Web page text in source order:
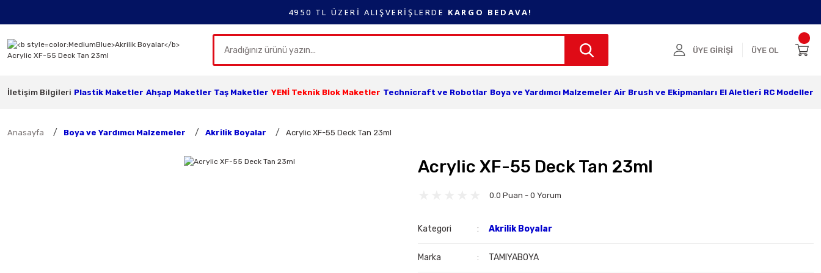
4950 TL ÜZERİ ALIŞVERİŞLERDE KARGO BEDAVA!
ÜYE GİRİŞİ ÜYE OL
İletişim Bilgileri Plastik Maketler Ahşap Maketler Taş Maketler YENİ Teknik Blok Maketler Technicraft ve Robotlar Boya ve Yardımcı Malzemeler Air Brush ve Ekipmanları El Aletleri RC Modeller
Anasayfa Boya ve Yardımcı Malzemeler Akrilik Boyalar Acrylic XF-55 Deck Tan 23ml
Acrylic XF-55 Deck Tan 23ml
0.0 Puan - 0 Yorum
Kategori Akrilik Boyalar
Marka TAMIYABOYA